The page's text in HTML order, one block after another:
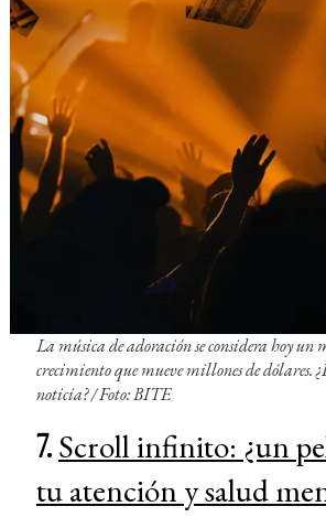
La música de adoración se considera hoy un
crecimiento que mueve millones de dólares.
noticia? / Foto: BITE
7.Scroll infinito: ¿un
tu atención y salud